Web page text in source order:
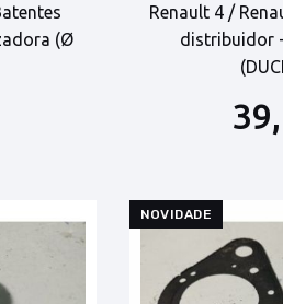
(Ø
Renault 4 /
distribuidor
NOVIDADE